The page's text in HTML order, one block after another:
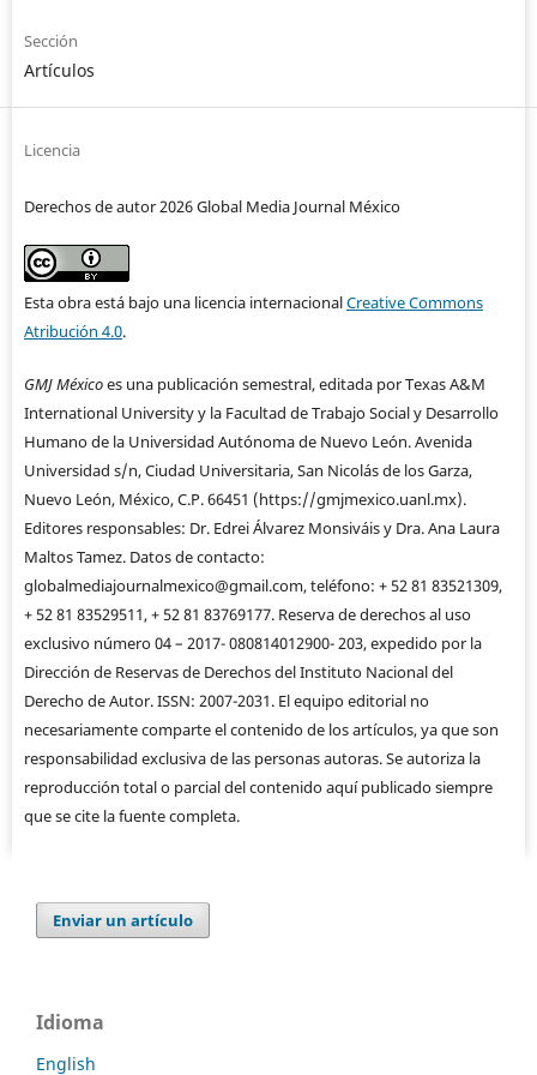
Sección
Artículos
Licencia
Derechos de autor 2026 Global Media Journal México
Esta obra está bajo una licencia internacionalCreative Commons
Atribución 4.0.
GMJ Méxicoes una publicación semestral, editada por Texas A&M
International University y la Facultad de Trabajo Social y Desarrollo
Humano de la Universidad Autónoma de Nuevo León. Avenida
Universidad s/n, Ciudad Universitaria, San Nicolás de los Garza,
Nuevo León, México, C.P. 66451 (https://gmjmexico.uanl.mx).
Editores responsables: Dr. Edrei Álvarez Monsiváis y Dra. Ana Laura
Maltos Tamez. Datos de contacto:
globalmediajournalmexico@gmail.com, teléfono: + 52 81 83521309,
+ 52 81 83529511, + 52 81 83769177. Reserva de derechos al uso
exclusivo número 04 – 2017- 080814012900- 203, expedido por la
Dirección de Reservas de Derechos del Instituto Nacional del
Derecho de Autor. ISSN: 2007-2031. El equipo editorial no
necesariamente comparte el contenido de los artículos, ya que son
responsabilidad exclusiva de las personas autoras. Se autoriza la
reproducción total o parcial del contenido aquí publicado siempre
que se cite la fuente completa.
Enviar un artículo
Idioma
English